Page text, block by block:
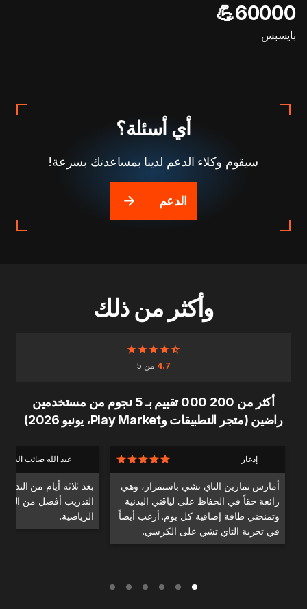
60000💪
بايسبس
أي أسئلة؟
سيقوم وكلاء الدعم لدينا بمساعدتك بسرعة!
الدعم
وأكثر من ذلك
4.7 من 5
أكثر من 200 000 تقييم بـ 5 نجوم من مستخدمين
راضين (متجر التطبيقات وPlay Market، يونيو 2026)
إدغار
أمارس تمارين التاي تشي باستمرار، وهي
رائعة حقاً في الحفاظ على لياقتي البدنية
وتمنحني طاقة إضافية كل يوم. أرغب أيضاً
في تجربة التاي تشي على الكرسي.
عبد الله صائب
بعد ثلاثة أيام من
التدريب أفضل من
الرياضية.